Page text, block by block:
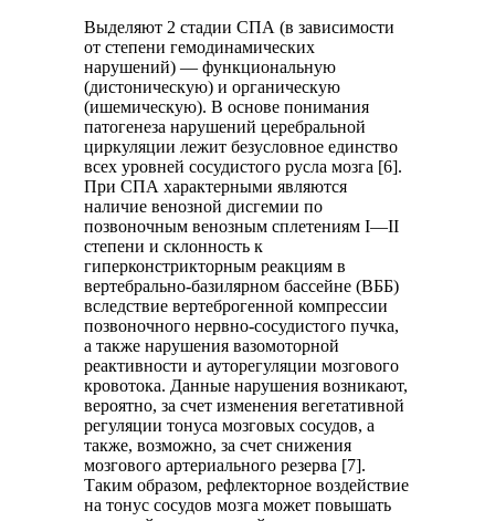
Выделяют 2 стадии СПА (в зависимости
от степени гемодинамических
нарушений) — функциональную
(дистоническую) и органическую
(ишемическую). В основе понимания
патогенеза нарушений церебральной
циркуляции лежит безусловное единство
всех уровней сосудистого русла мозга [6].
При СПА характерными являются
наличие венозной дисгемии по
позвоночным венозным сплетениям I—II
степени и склонность к
гиперконстрикторным реакциям в
вертебрально-базилярном бассейне (ВББ)
вследствие вертеброгенной компрессии
позвоночного нервно-сосудистого пучка,
а также нарушения вазомоторной
реактивности и ауторегуляции мозгового
кровотока. Данные нарушения возникают,
вероятно, за счет изменения вегетативной
регуляции тонуса мозговых сосудов, а
также, возможно, за счет снижения
мозгового артериального резерва [7].
Таким образом, рефлекторное воздействие
на тонус сосудов мозга может повышать